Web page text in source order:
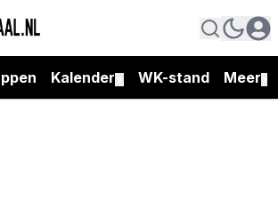
Kalender WK-stand Meer